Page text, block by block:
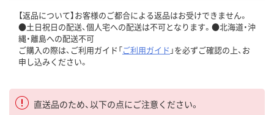
【返品について】お客様のご都合による返品はお受けできません。
●土日祝日の配送、個人宅への配送は不可となります。●北海道・沖
縄・離島への配送不可
ご購入の際は、ご利用ガイド「ご利用ガイド 」を必ずご確認の上、お
申し込みください。
直送品のため、以下の点にご注意ください。